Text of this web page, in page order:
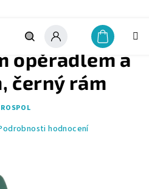
Hledat Přihlášení
Nákupní
BT - židle s
opěradlem a
černý rám
hodnocení